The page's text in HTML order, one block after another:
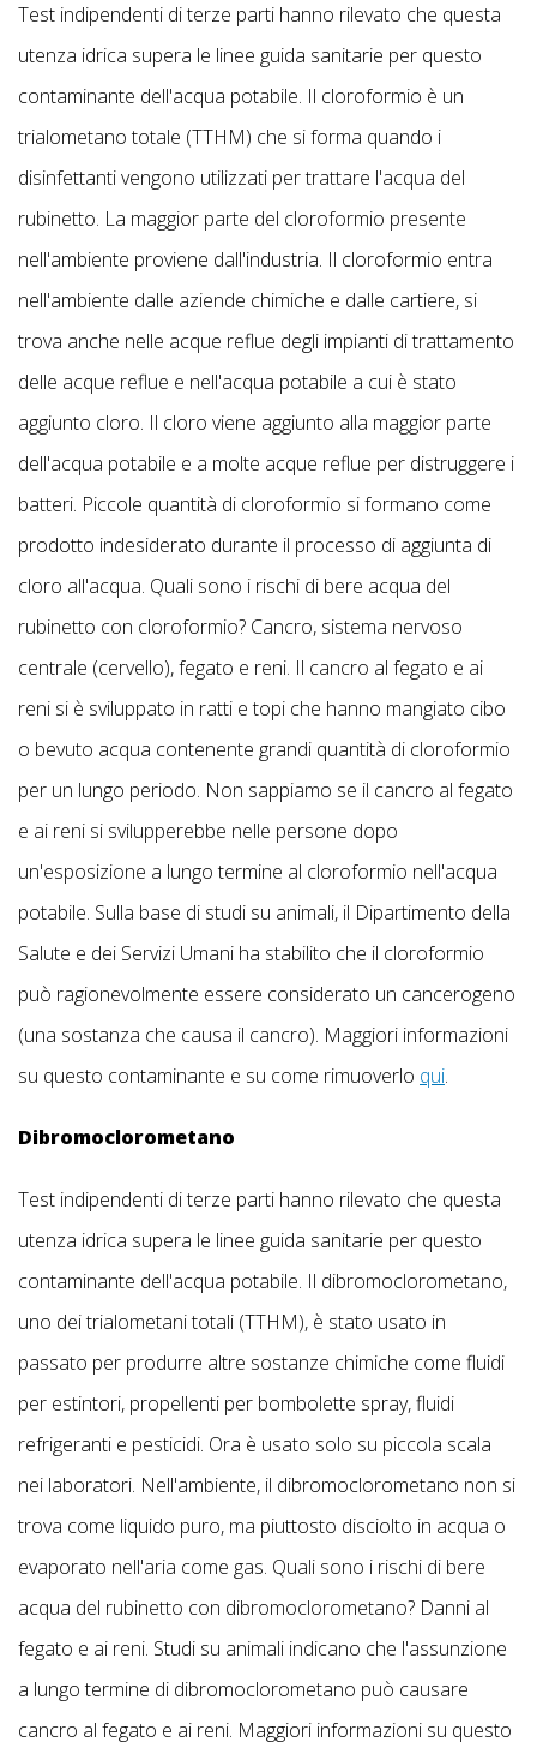
Test indipendenti di terze parti hanno rilevato che questa
utenza idrica supera le linee guida sanitarie per questo
contaminante dell'acqua potabile. Il cloroformio è un
trialometano totale (TTHM) che si forma quando i
disinfettanti vengono utilizzati per trattare l'acqua del
rubinetto. La maggior parte del cloroformio presente
nell'ambiente proviene dall'industria. Il cloroformio entra
nell'ambiente dalle aziende chimiche e dalle cartiere, si
trova anche nelle acque reflue degli impianti di trattamento
delle acque reflue e nell'acqua potabile a cui è stato
aggiunto cloro. Il cloro viene aggiunto alla maggior parte
dell'acqua potabile e a molte acque reflue per distruggere i
batteri. Piccole quantità di cloroformio si formano come
prodotto indesiderato durante il processo di aggiunta di
cloro all'acqua. Quali sono i rischi di bere acqua del
rubinetto con cloroformio? Cancro, sistema nervoso
centrale (cervello), fegato e reni. Il cancro al fegato e ai
reni si è sviluppato in ratti e topi che hanno mangiato cibo
o bevuto acqua contenente grandi quantità di cloroformio
per un lungo periodo. Non sappiamo se il cancro al fegato
e ai reni si svilupperebbe nelle persone dopo
un'esposizione a lungo termine al cloroformio nell'acqua
potabile. Sulla base di studi su animali, il Dipartimento della
Salute e dei Servizi Umani ha stabilito che il cloroformio
può ragionevolmente essere considerato un cancerogeno
(una sostanza che causa il cancro). Maggiori informazioni
su questo contaminante e su come rimuoverlo qui.
Dibromoclorometano
Test indipendenti di terze parti hanno rilevato che questa
utenza idrica supera le linee guida sanitarie per questo
contaminante dell'acqua potabile. Il dibromoclorometano,
uno dei trialometani totali (TTHM), è stato usato in
passato per produrre altre sostanze chimiche come fluidi
per estintori, propellenti per bombolette spray, fluidi
refrigeranti e pesticidi. Ora è usato solo su piccola scala
nei laboratori. Nell'ambiente, il dibromoclorometano non si
trova come liquido puro, ma piuttosto disciolto in acqua o
evaporato nell'aria come gas. Quali sono i rischi di bere
acqua del rubinetto con dibromoclorometano? Danni al
fegato e ai reni. Studi su animali indicano che l'assunzione
a lungo termine di dibromoclorometano può causare
cancro al fegato e ai reni. Maggiori informazioni su questo